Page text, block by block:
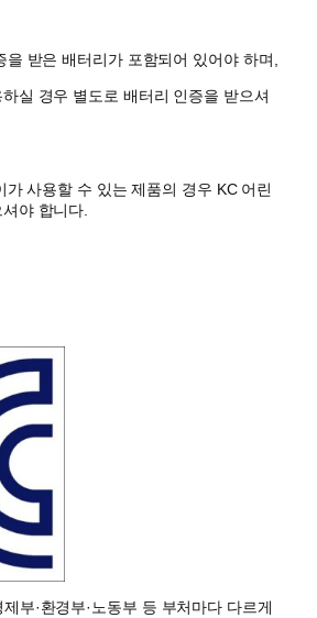
받은 배터리가 포함되어 있어야 하며,
실 경우 별도로 배터리 인증을 받으셔
사용할 수 있는 제품의 경우 KC 어린
야 합니다.
부·환경부·노동부 등 부처마다 다르게